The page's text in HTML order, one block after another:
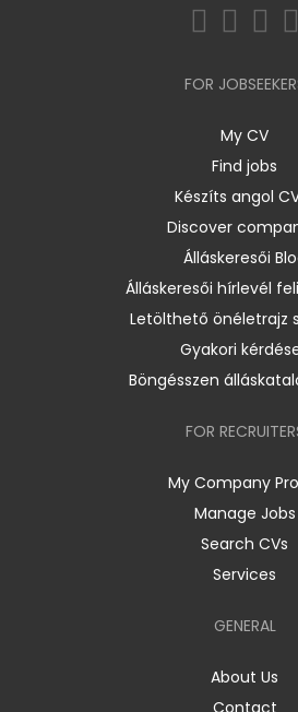
FOR
My CV
Find jobs
Készíts angol
Discover
Álláskeresői
Álláskeresői hírlevél
Letölthető önéletrajz
Gyakori
Böngésszen
FOR
My Company
Manage Jobs
Search CVs
Services
GENERAL
About Us